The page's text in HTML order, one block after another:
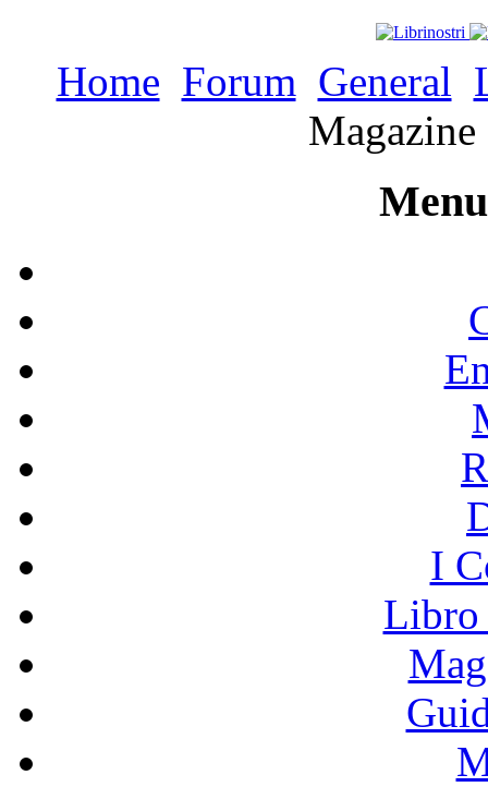
Home Forum General
I
Libro